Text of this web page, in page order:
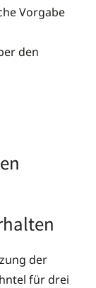
Vorgabe
den
der
für drei